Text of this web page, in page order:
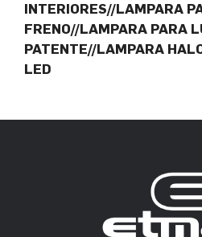
INTERIORES//LAMPARA
FRENO//LAMPARA PARA
PATENTE//LAMPARA
LED